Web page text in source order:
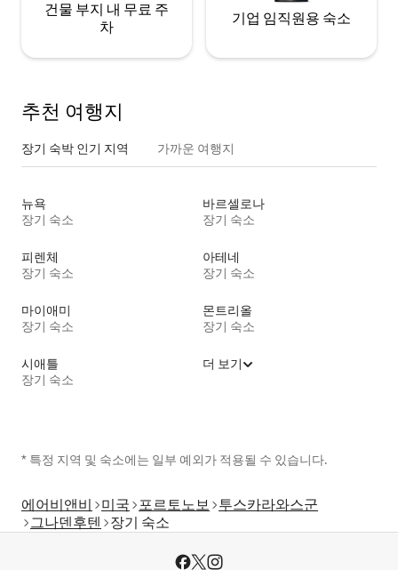
건물 부지 내 무료 주
차
기업 임직원용 숙소
추천 여행지
장기 숙박 인기 지역 가까운 여행지
뉴욕
장기 숙소
바르셀로나
장기 숙소
피렌체
장기 숙소
아테네
장기 숙소
마이애미
장기 숙소
몬트리올
장기 숙소
시애틀
장기 숙소
더 보기
* 특정 지역 및 숙소에는 일부 예외가 적용될 수 있습니다.
에어비앤비 미국 포르토노보 투스카라와스군
그나덴후텐
장기 숙소